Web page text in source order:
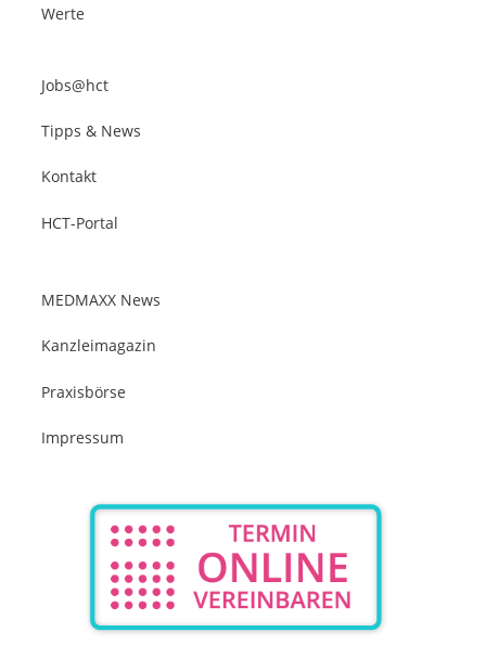
Werte
Jobs@hct
Tipps & News
Kontakt
HCT-Portal
MEDMAXX News
Kanzleimagazin
Praxisbörse
Impressum